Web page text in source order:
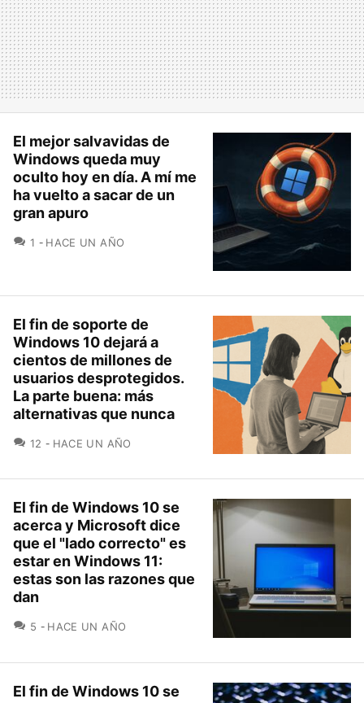
El mejor salvavidas de
Windows queda muy
oculto hoy en día. A mí me
ha vuelto a sacar de un
gran apuro
1 COMENTARIOS
HACE UN AÑO
El fin de soporte de
Windows 10 dejará a
cientos de millones de
usuarios desprotegidos.
La parte buena: más
alternativas que nunca
12 COMENTARIOS
HACE UN AÑO
El fin de Windows 10 se
acerca y Microsoft dice
que el "lado correcto" es
estar en Windows 11:
estas son las razones que
dan
5 COMENTARIOS
HACE UN AÑO
El fin de Windows 10 se